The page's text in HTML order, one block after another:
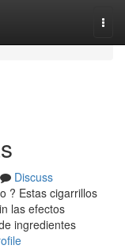
Discuss
? Estas cigarrillos
las efectos
ingredientes